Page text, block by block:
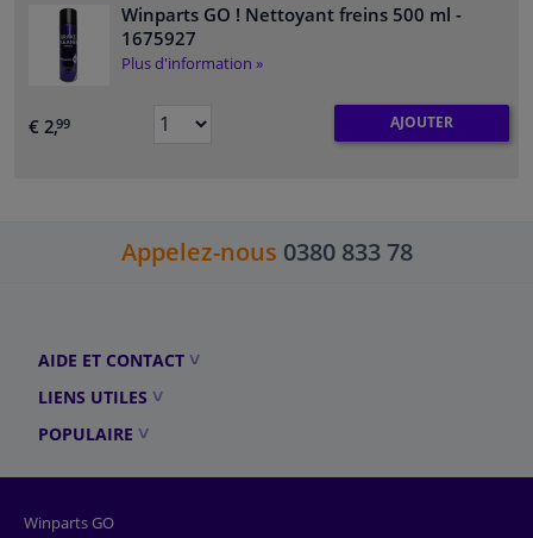
Winparts GO ! Nettoyant freins 500 ml -
1675927
Plus d'information »
€ 2,99 AJOUTER
Appelez-nous 0380 833 78
AIDE ET CONTACT
LIENS UTILES
POPULAIRE
Winparts GO